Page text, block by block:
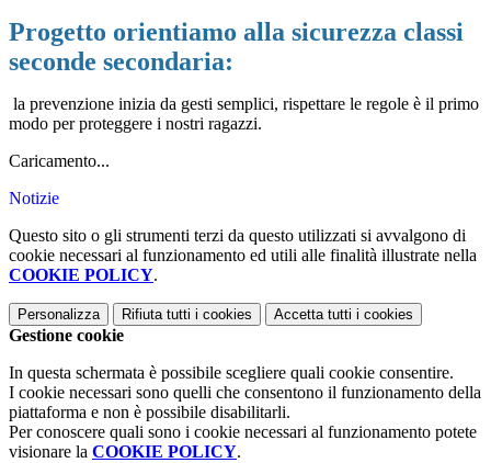
Progetto orientiamo alla sicurezza classi
seconde secondaria:
la prevenzione inizia da gesti semplici, rispettare le regole è il primo
modo per proteggere i nostri ragazzi.
Caricamento...
Notizie
Questo sito o gli strumenti terzi da questo utilizzati si avvalgono di
cookie necessari al funzionamento ed utili alle finalità illustrate nella
COOKIE POLICY.
Personalizza Rifiuta tutti i cookies Accetta tutti i cookies
Gestione cookie
In questa schermata è possibile scegliere quali cookie consentire.
I cookie necessari sono quelli che consentono il funzionamento della
piattaforma e non è possibile disabilitarli.
Per conoscere quali sono i cookie necessari al funzionamento potete
visionare la COOKIE POLICY.